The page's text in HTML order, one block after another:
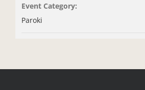
Event Category:
Paroki